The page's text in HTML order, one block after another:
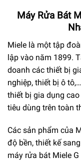
Máy Rửa Bát
Miele là một tập
lập vào năm 1899.
doanh các thiết bị
nghiệp, thiết bị ô
thiết bị gia dụng
tiêu dùng trên toàn
Các sản phẩm của
độ bền, thiết kế
máy rửa bát Miele